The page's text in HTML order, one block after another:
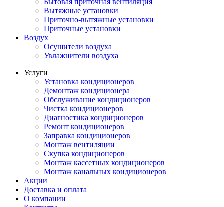
Бытовая приточная вентиляция
Вытяжные установки
Приточно-вытяжные установки
Приточные установки
Воздух
Осушители воздуха
Увлажнители воздуха
Услуги
Установка кондиционеров
Демонтаж кондиционера
Обслуживание кондиционеров
Чистка кондиционеров
Диагностика кондиционеров
Ремонт кондиционеров
Заправка кондиционеров
Монтаж вентиляции
Скупка кондиционеров
Монтаж кассетных кондиционеров
Монтаж канальных кондиционеров
Акции
Доставка и оплата
О компании